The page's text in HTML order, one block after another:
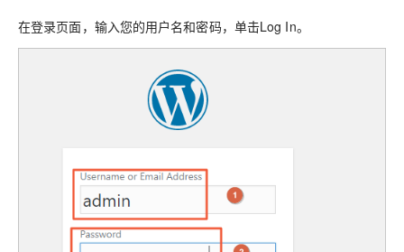
在登录页面，输入您的用户名和密码，单击Log In。